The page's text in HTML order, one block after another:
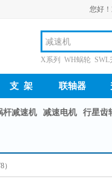
您好
X系列 WH蜗轮 SWL
支 架 联轴器
杆减速机 减速电机 行星齿